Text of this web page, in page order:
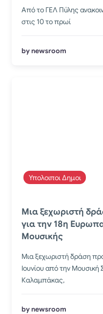
Από το ΓΕΛ Πύλης
στις 10 το πρωί
by newsroom
Υπολοιποι Δημοι
Μια ξεχωριστή
για την 18η
Μουσικής
Μια ξεχωριστή δράση
Ιουνίου από την Μουσική
Καλαμπάκας,
by newsroom